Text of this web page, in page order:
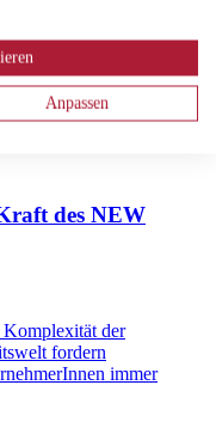
engagierte
die Management- als
ganz egal auf
des NEW
der
fordern
immer
Anpassen